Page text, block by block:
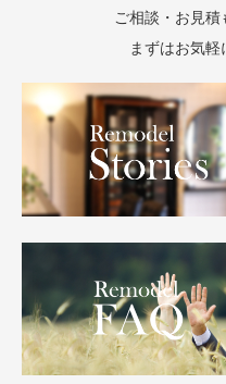
ご相談・お見積
まずはお気軽